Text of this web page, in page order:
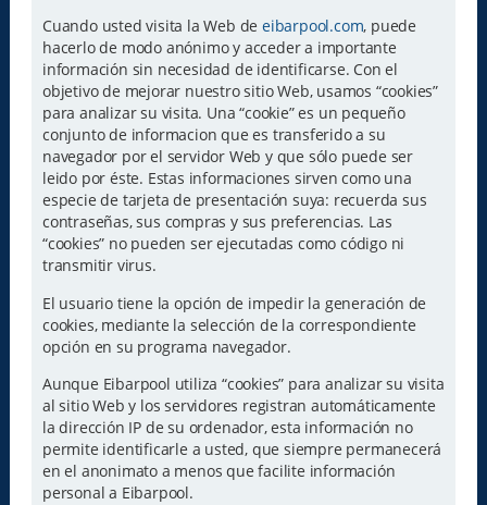
Cuando usted visita la Web de eibarpool.com, puede
hacerlo de modo anónimo y acceder a importante
información sin necesidad de identificarse. Con el
objetivo de mejorar nuestro sitio Web, usamos “cookies”
para analizar su visita. Una “cookie” es un pequeño
conjunto de informacion que es transferido a su
navegador por el servidor Web y que sólo puede ser
leido por éste. Estas informaciones sirven como una
especie de tarjeta de presentación suya: recuerda sus
contraseñas, sus compras y sus preferencias. Las
“cookies” no pueden ser ejecutadas como código ni
transmitir virus.
El usuario tiene la opción de impedir la generación de
cookies, mediante la selección de la correspondiente
opción en su programa navegador.
Aunque Eibarpool utiliza “cookies” para analizar su visita
al sitio Web y los servidores registran automáticamente
la dirección IP de su ordenador, esta información no
permite identificarle a usted, que siempre permanecerá
en el anonimato a menos que facilite información
personal a Eibarpool.